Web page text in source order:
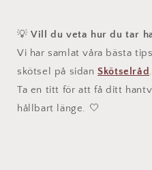
💡Vill du veta hur du tar
Vi har samlat våra bästa
skötsel på sidanSkötselråd.
Ta en titt för att få ditt
hållbart länge. 🤍